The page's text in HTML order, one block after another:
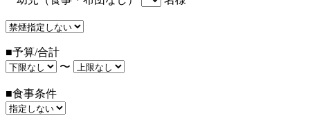
■予算/合計
〜
■食事条件